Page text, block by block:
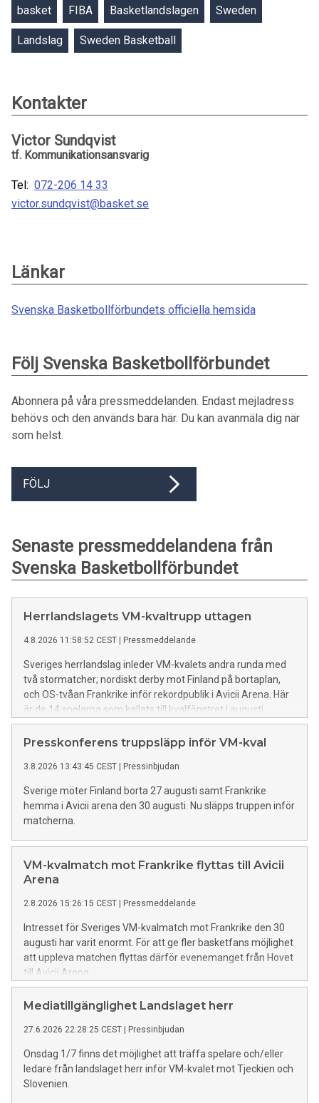
basket FIBA Basketlandslagen Sweden
Landslag Sweden Basketball
Kontakter
Victor Sundqvist
tf. Kommunikationsansvarig
Tel: 072-206 14 33
victor.sundqvist@basket.se
Länkar
Svenska Basketbollförbundets officiella hemsida
Följ Svenska Basketbollförbundet
Abonnera på våra pressmeddelanden. Endast mejladress
behövs och den används bara här. Du kan avanmäla dig när
som helst.
FÖLJ
Senaste pressmeddelandena från
Svenska Basketbollförbundet
Herrlandslagets VM-kvaltrupp uttagen
4.8.2026 11:58:52 CEST Pressmeddelande
Sveriges herrlandslag inleder VM-kvalets andra runda med
två stormatcher; nordiskt derby mot Finland på bortaplan,
och OS-tvåan Frankrike inför rekordpublik i Avicii Arena. Här
är de 14 spelarna som kallats till kvalfönstret i augusti.
Presskonferens truppsläpp inför VM-kval
3.8.2026 13:43:45 CEST Pressinbjudan
Sverige möter Finland borta 27 augusti samt Frankrike
hemma i Avicii arena den 30 augusti. Nu släpps truppen inför
matcherna.
VM-kvalmatch mot Frankrike flyttas till Avicii
Arena
2.8.2026 15:26:15 CEST Pressmeddelande
Intresset för Sveriges VM-kvalmatch mot Frankrike den 30
augusti har varit enormt. För att ge fler basketfans möjlighet
att uppleva matchen flyttas därför evenemanget från Hovet
till Avicii Arena.
Mediatillgänglighet Landslaget herr
27.6.2026 22:28:25 CEST Pressinbjudan
Onsdag 1/7 finns det möjlighet att träffa spelare och/eller
ledare från landslaget herr inför VM-kvalet mot Tjeckien och
Slovenien.